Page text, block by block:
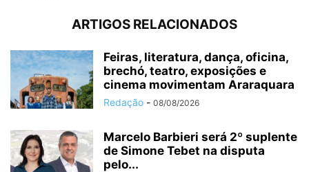
ARTIGOS RELACIONADOS
Feiras, literatura, dança, oficina,
brechó, teatro, exposições e
cinema movimentam Araraquara
Redação - 08/08/2026
Marcelo Barbieri será 2º suplente
de Simone Tebet na disputa
pelo...